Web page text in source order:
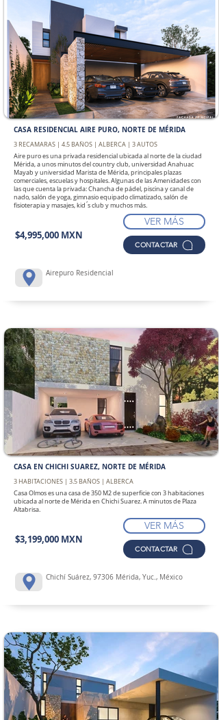
CASA RESIDENCIAL AIRE PURO, NORTE DE MÉRIDA
3 RECAMARAS | 4.5 BAÑOS | ALBERCA | 3 AUTOS
Aire puro es una privada residencial ubicada al norte de la ciudad
Mérida, a unos minutos del country club, universidad Anahuac
Mayab y universidad Marista de Mérida, principales plazas
comerciales, escuelas y hospitales. Algunas de las Amenidades con
las que cuenta la privada: Chancha de pádel, piscina y canal de
nado, salón de yoga, gimnasio equipado climatizado, salón de
fisioterapia y masajes, kid ́s club y muchos más.
$4,995,000 MXN
VER MÁS
CONTACTAR
Airepuro Residencial
CASA EN CHICHI SUAREZ, NORTE DE MÉRIDA
3 HABITACIONES | 3.5 BAÑOS | ALBERCA
Casa Olmos es una casa de 350 M2 de superficie con 3 habitaciones
ubicada al norte de Mérida en Chichi Suarez. A minutos de Plaza
Altabrisa.
$3,199,000 MXN
VER MÁS
CONTACTAR
Chichí Suárez, 97306 Mérida, Yuc., México